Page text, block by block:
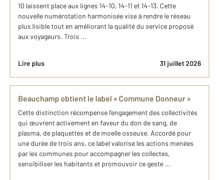
10 laissent place aux lignes 14-10, 14-11 et 14-13. Cette
nouvelle numérotation harmonisée vise à rendre le réseau
plus lisible tout en améliorant la qualité du service proposé
aux voyageurs. Trois ...
Lire plus 31 juillet 2026
Beauchamp obtient le label « Commune Donneur »
Cette distinction récompense l’engagement des collectivités
qui œuvrent activement en faveur du don de sang, de
plasma, de plaquettes et de moelle osseuse. Accordé pour
une durée de trois ans, ce label valorise les actions menées
par les communes pour accompagner les collectes,
sensibiliser les habitants et promouvoir ce geste ...